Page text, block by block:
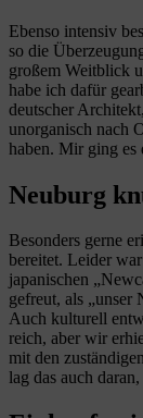
Ebenso intensiv
so die
großem Weitblick
habe ich dafür
deutscher
unorganisch nach
haben. Mir ging es
Neuburg
Besonders gerne
bereitet. Leider
japanischen
gefreut, als „unser
Auch kulturell
reich, aber wir
mit den
lag das auch